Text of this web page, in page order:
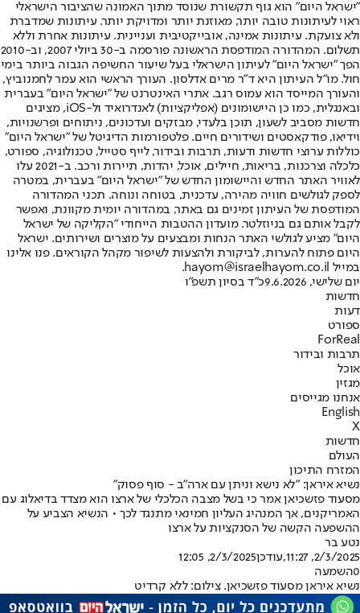
"ישראל היום" הוא גוף תקשורת שנוסד מתוך האמונה שהציבור הישראלי
ראוי לעיתונות טובה יותר, מאוזנת יותר ומדויקת יותר. עיתונות שמדברת
ולא צועקת. עיתונות אמינה, אובייקטיבית ועניינית. עיתונות אחרת וללא
תשלום. המהדורה המודפסת הראשונה פורסמה ב-30 ביולי 2007, וב-2010
הפך "ישראל היום" לעיתון הישראלי בעל שיעור החשיפה הגבוה ביותר בימי
חול. מו"ל העיתון היא ד"ר מרים אדלסון. העורך הראשי הוא עמר לחמנוביץ,
והעורך המייסד הוא עמוס רגב. אתרי האינטרנט של "ישראל היום" בעברית
ובאנגלית, כמו כן היישומונים (אפליקציות) לאנדרואיד ול-iOS, מציגים
חדשות מסביב לשעון, תוכן בלעדי, מבזקים ועדכונים, ניתוחים ופרשנויות,
וידיאו, פודקאסטים ושידורים חיים. פלטפורמות הדיגיטל של "ישראל היום"
כוללות ערוצי חדשות ודעות, תרבות ובידור, לייף סטייל, טכנולוגיה, ספורט,
כלכלה וצרכנות, בריאות, חיילים, אוכל, יהדות, תיירות ורכב. ב-2021 עלו
לאוויר האתר החדש והיישומון החדש של "ישראל היום" בעברית, במטרה
לספק לגולשים חוויה מהירה, עדכנית, בטוחה ונוחה. תכני המהדורה
המודפסת של העיתון זמינים גם באתר, במהדורה יומית מקוונת, ואפשר
לקבל אותם גם בניוזלטר. מועדון ההטבות הייחודי "הקליקה של ישראל
היום" מציע לגולשי האתר הנחות ומבצעים על מוצרים ושירותים. ישראל
היום פתוח להערות, לביקורת ולהצעות לשיפור מקהל הקוראים. פנו אלינו
במייל hayom@israelhayom.co.il.
יום שלישי, 9.6.2026
כ"ד בסיון תשפ"ו
חדשות
דעות
ספורט
ForReal
תרבות ובידור
אוכל
מגזין
אנחנו מגייסים
English
X
חדשות
העולם
המזרח התיכון
נשיא איראן: "לא נישא וניתן עם ארה"ב - סוף פסוק"
מסעוד פזשכיאן אמר כי בשל מצבה הכלכלי של ארצו הוא מצדד בדיאלוג עם
האמריקנים, אך המנהיג העליון חמינאי מתנגד לכך • הנשיא הצביע על
ההשפעה הקשה של הסנקציות על ארצו
נטע בר
2/3/2025, 11:27
,עודכן2/3/2025, 12:05
0השמעה
נשיא איראן מסעוד פזשכיאן. צילום: ללא קרדיט